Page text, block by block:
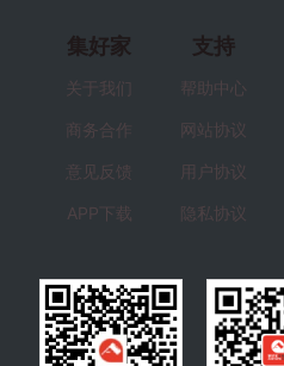
集好家
关于我们
商务合作
意见反馈
APP下载
支持
帮助中心
网站协议
用户协议
隐私协议